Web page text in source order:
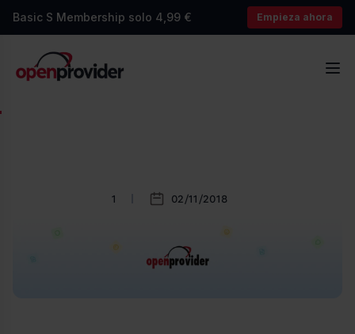
Basic S Membership solo 4,99 € Empieza ahora
OpenProvider
1 02/11/2018